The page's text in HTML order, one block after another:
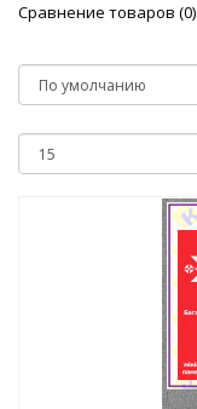
Сравнение товаров (0)